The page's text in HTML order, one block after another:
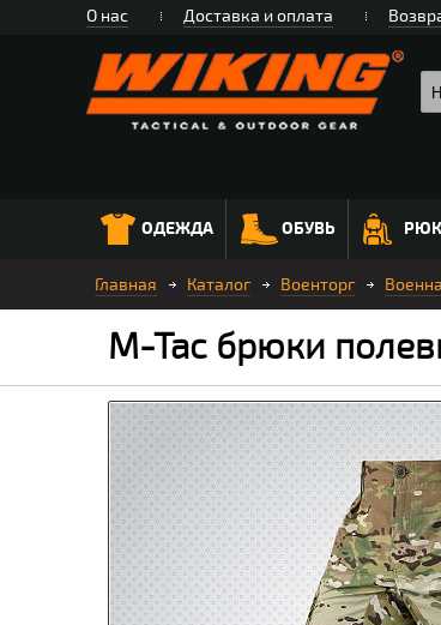
О нас Доставка и оплата
ОДЕЖДА ОБУВЬ
Главная Каталог Военторг
M-Tac брюки